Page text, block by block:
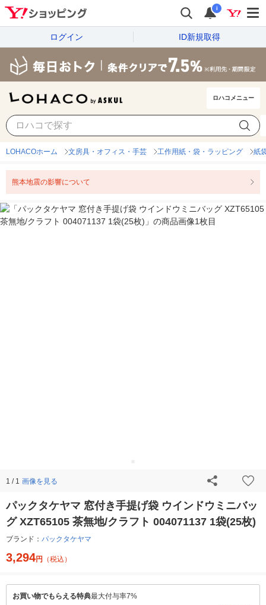
i
ログイン ID新規取得
ロハコメニュー
LOHACOホーム 文房具・オフィス・手芸 工作用紙・袋・ラッピング 紙
熊本地震の影響について
1 / 1 画像を見る
パックタケヤマ 窓付き手提げ袋 ウインドウミニバッ
グ XZT65105 茶無地/クラフト 004071137 1袋(25枚)
ブランド： パックタケヤマ
3,294円 （税込）
お買い物でもらえる特典最大付与率7%